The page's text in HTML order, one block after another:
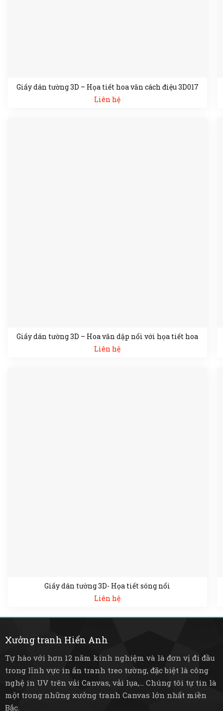
Giấy dán tường 3D – Họa tiết hoa văn cách điệu 3D017
Liên hệ
Giấy dán tường 3D – Hoa văn dập nổi với họa tiết hoa
Liên hệ
Giấy dán tường 3D- Họa tiết sóng nổi
Liên hệ
Xưởng tranh Hiển Anh
Tự hào với hơn 12 năm kinh nghiệm và là đơn vị đi đầu
trong lĩnh vực in ấn tranh treo tường, đặc biệt là công
nghệ in UV trên vải Canvas, vải lụa,... Chúng tôi tự tin là
một trong những xưởng tranh Canvas lớn nhất miền
Bắc.